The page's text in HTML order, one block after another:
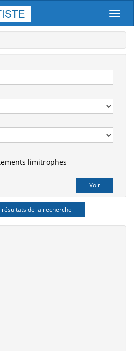
limitrophes
résultats de la recherche